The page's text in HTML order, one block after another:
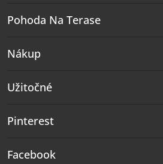
Pohoda Na Terase
Nákup
Užitočné
Pinterest
Facebook